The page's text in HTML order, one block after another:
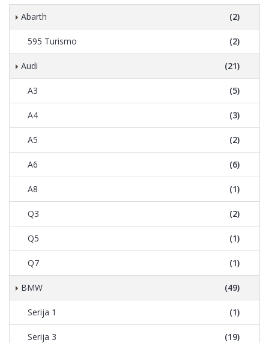
Abarth (2)
595 Turismo (2)
Audi (21)
A3 (5)
A4 (3)
A5 (2)
A6 (6)
A8 (1)
Q3 (2)
Q5 (1)
Q7 (1)
BMW (49)
Serija 1 (1)
Serija 3 (19)